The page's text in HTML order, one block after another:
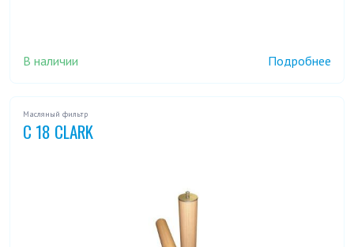
В наличии Подробнее
Масляный фильтр
C 18 CLARK